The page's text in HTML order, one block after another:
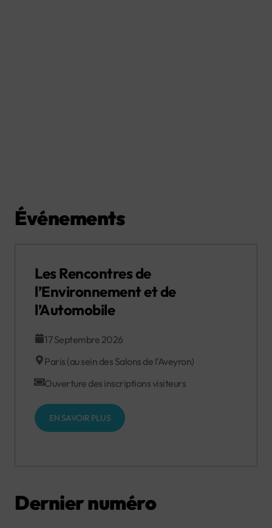
Événements
Les Rencontres de
l’Environnement et de
l’Automobile
17 Septembre 2026
Paris (au sein des Salons de l’Aveyron)
Ouverture des inscriptions visiteurs
EN SAVOIR PLUS
Dernier numéro